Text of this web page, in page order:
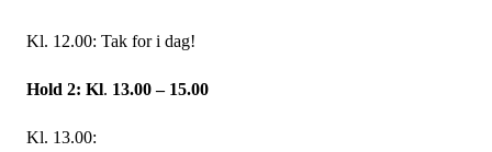
Kl. 12.00: Tak for i dag!
Hold 2: Kl. 13.00 – 15.00
Kl. 13.00: